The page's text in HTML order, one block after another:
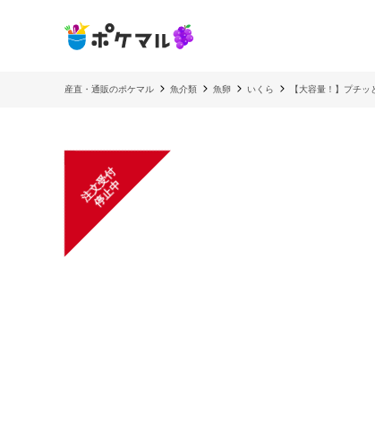
産直・通販のポケマル 魚介類 魚卵 いくら 【大容量！】プチ
注
文
受
付
停
止
中